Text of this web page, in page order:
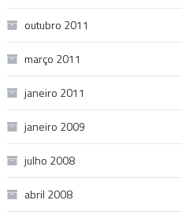
outubro 2011
março 2011
janeiro 2011
janeiro 2009
julho 2008
abril 2008